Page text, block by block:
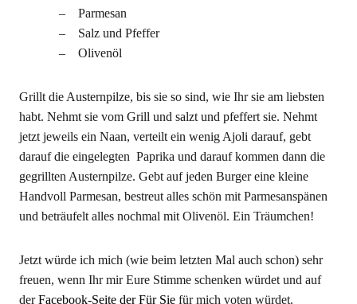
Parmesan
Salz und Pfeffer
Olivenöl
Grillt die Austernpilze, bis sie so sind, wie Ihr sie am liebsten
habt. Nehmt sie vom Grill und salzt und pfeffert sie. Nehmt
jetzt jeweils ein Naan, verteilt ein wenig Ajoli darauf, gebt
darauf die eingelegten Paprika und darauf kommen dann die
gegrillten Austernpilze. Gebt auf jeden Burger eine kleine
Handvoll Parmesan, bestreut alles schön mit Parmesanspänen
und beträufelt alles nochmal mit Olivenöl. Ein Träumchen!
Jetzt würde ich mich (wie beim letzten Mal auch schon) sehr
freuen, wenn Ihr mir Eure Stimme schenken würdet und auf
derFacebook-Seite der Für Siefür mich voten würdet.